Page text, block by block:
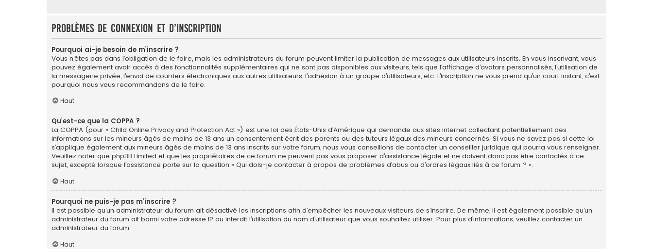
Problèmes de connexion et d’inscription
Pourquoi ai-je besoin de m’inscrire ?
Vous n’êtes pas dans l’obligation de le faire, mais les administrateurs du forum peuvent limiter la publication de messages aux utilisateurs inscrits. En vous inscrivant, vous
pouvez également avoir accès à des fonctionnalités supplémentaires qui ne sont pas disponibles aux visiteurs, tels que l’affichage d’avatars personnalisés, l’utilisation de
la messagerie privée, l’envoi de courriers électroniques aux autres utilisateurs, l’adhésion à un groupe d’utilisateurs, etc. L’inscription ne vous prend qu’un court instant, c’est
pourquoi nous vous recommandons de le faire.
Haut
Qu’est-ce que la COPPA ?
La COPPA (pour « Child Online Privacy and Protection Act ») est une loi des États-Unis d’Amérique qui demande aux sites internet collectant potentiellement des
informations sur les mineurs âgés de moins de 13 ans un consentement écrit des parents ou des tuteurs légaux des mineurs concernés. Si vous ne savez pas si cette loi
s’applique également aux mineurs âgés de moins de 13 ans inscrits sur votre forum, nous vous conseillons de contacter un conseiller juridique qui pourra vous renseigner.
Veuillez noter que phpBB Limited et que les propriétaires de ce forum ne peuvent pas vous proposer d’assistance légale et ne doivent donc pas être contactés à ce
sujet, excepté lorsque l’assistance porte sur la question « Qui dois-je contacter à propos de problèmes d’abus ou d’ordres légaux liés à ce forum ? ».
Haut
Pourquoi ne puis-je pas m’inscrire ?
Il est possible qu’un administrateur du forum ait désactivé les inscriptions afin d’empêcher les nouveaux visiteurs de s’inscrire. De même, il est également possible qu’un
administrateur du forum ait banni votre adresse IP ou interdit l’utilisation du nom d’utilisateur que vous souhaitez utiliser. Pour plus d’informations, veuillez contacter un
administrateur du forum.
Haut